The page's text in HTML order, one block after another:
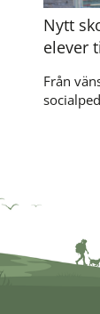
Nytt
elever
Från